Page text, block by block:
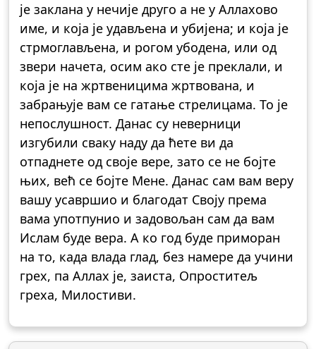
је заклана у нечије друго а не у Аллахово
име, и која је удављена и убијена; и која је
стрмоглављена, и рогом убодена, или од
звери начета, осим ако сте је преклали, и
која је на жртвеницима жртвована, и
забрањује вам се гатање стрелицама. То је
непослушност. Данас су неверници
изгубили сваку наду да ћете ви да
отпаднете од своје вере, зато се не бојте
њих, већ се бојте Мене. Данас сам вам веру
вашу усавршио и благодат Своју према
вама употпунио и задовољан сам да вам
Ислам буде вера. А ко год буде приморан
на то, када влада глад, без намере да учини
грех, па Аллах је, заиста, Опроститељ
греха, Милостиви.